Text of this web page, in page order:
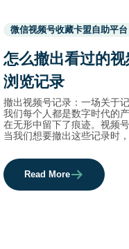
Used
before
names.
微信视频号收藏卡盟自助平台
怎么撤出看过的
浏览记录
撤出视频号记录：一场关于
我们每个人都是数字时代的
在无形中留下了痕迹。视频
当我们想要撤出这些记录时
Read More